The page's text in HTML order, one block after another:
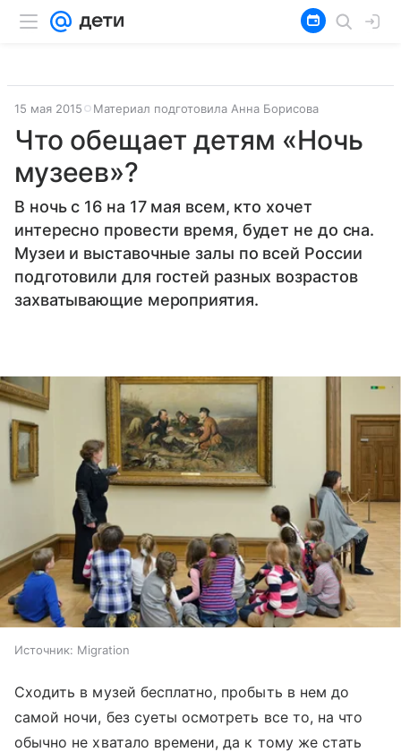
15 мая 2015 Материал подготовила Анна Борисова
Что обещает детям «Ночь
музеев»?
В ночь с 16 на 17 мая всем, кто хочет
интересно провести время, будет не до сна.
Музеи и выставочные залы по всей России
подготовили для гостей разных возрастов
захватывающие мероприятия.
Источник: Migration
Сходить в музей бесплатно, пробыть в нем до
самой ночи, без суеты осмотреть все то, на что
обычно не хватало времени, да к тому же стать